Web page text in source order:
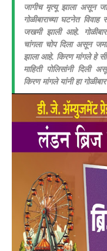
जागीच मृत्यू झाला असून
गोळीबाराच्या घटनेत
जखमी झाली आहे.
चांगला चोप दिला असून
झाला आहे. किरण मांगले हे
माहिती पोलिसांनी दिली
किरण मांगले यांनी हा